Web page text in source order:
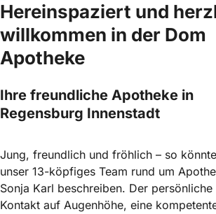
Hereinspaziert und
willkommen in der Dom
Apotheke
Ihre freundliche Apotheke in
Regensburg Innenstadt
Jung, freundlich und fröhlich – so
unser 13-köpfiges Team rund um
Sonja Karl beschreiben. Der persönliche
Kontakt auf Augenhöhe, eine